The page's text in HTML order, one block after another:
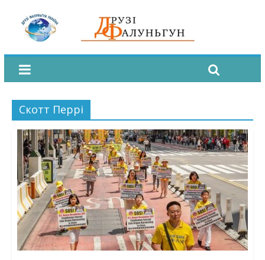
Скотт Перрі